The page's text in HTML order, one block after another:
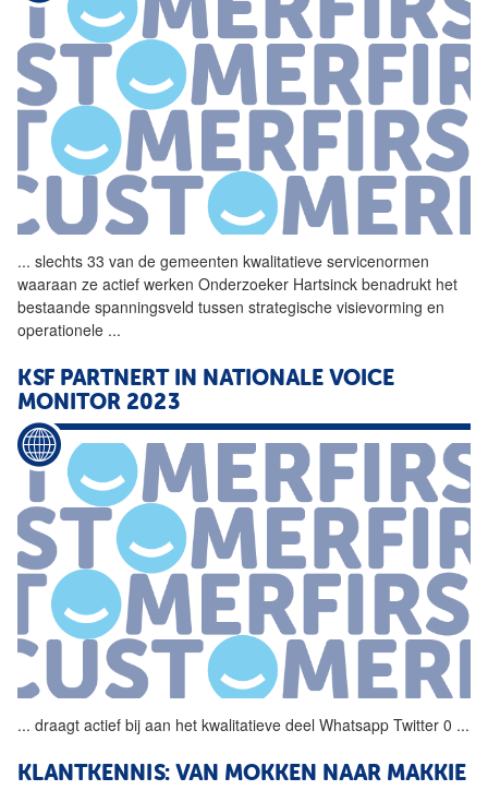
... slechts 33 van de gemeenten kwalitatieve servicenormen
waaraan ze actief werken Onderzoeker Hartsinck benadrukt het
bestaande spanningsveld tussen strategische visievorming en
operationele ...
KSF PARTNERT IN NATIONALE VOICE
MONITOR 2023
... draagt actief bij aan het kwalitatieve deel Whatsapp Twitter 0 ...
KLANTKENNIS: VAN MOKKEN NAAR MAKKIE